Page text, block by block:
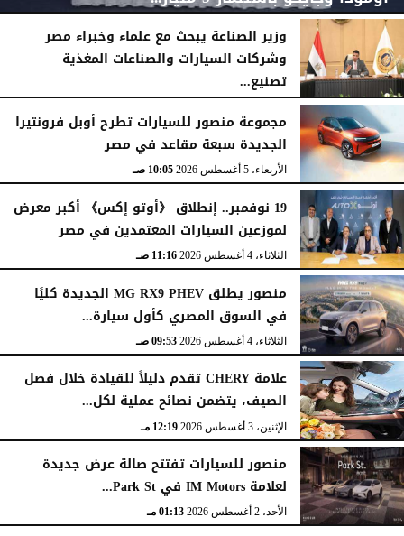
الأربعاء، 5 أغسطس 2026 04:47 مـ
وزير الصناعة يبحث مع علماء وخبراء مصر
وشركات السيارات والصناعات المغذية
تصنيع...
الأربعاء، 5 أغسطس 2026
مجموعة منصور للسيارات تطرح أوبل فرونتيرا
الجديدة سبعة مقاعد في مصر
الأربعاء، 5 أغسطس 2026 10:05 صـ
19 نوفمبر.. إنطلاق 《أوتو إكس》 أكبر معرض
لموزعين السيارات المعتمدين في مصر
الثلاثاء، 4 أغسطس 2026 11:16 صـ
منصور يطلق MG RX9 PHEV الجديدة كليًا
في السوق المصري كأول سيارة...
الثلاثاء، 4 أغسطس 2026 09:53 صـ
علامة CHERY تقدم دليلاً للقيادة خلال فصل
الصيف، يتضمن نصائح عملية لكل...
الإثنين، 3 أغسطس 2026 12:19 مـ
منصور للسيارات تفتتح صالة عرض جديدة
لعلامة IM Motors في Park St...
الأحد، 2 أغسطس 2026 01:13 مـ